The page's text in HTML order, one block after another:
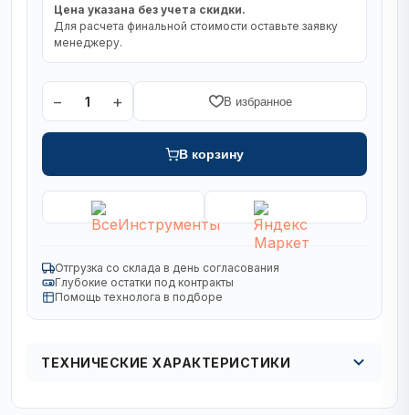
Цена указана без учета скидки.
Для расчета финальной стоимости оставьте заявку
менеджеру.
− 1 + В избранное
В корзину
Отгрузка со склада в день согласования
Глубокие остатки под контракты
Помощь технолога в подборе
ТЕХНИЧЕСКИЕ ХАРАКТЕРИСТИКИ
Серия